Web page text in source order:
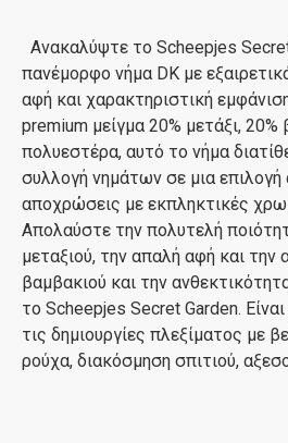
Ανακαλύψτε το Scheepjes
πανέμορφο νήμα DK με
αφή και χαρακτηριστική
premium μείγμα 20% μετάξι, 20%
πολυεστέρα, αυτό το νήμα
συλλογή νημάτων σε μια επιλογή
αποχρώσεις με εκπληκτικές
Απολαύστε την πολυτελή
μεταξιού, την απαλή αφή και την
βαμβακιού και την
το Scheepjes Secret Garden.
τις δημιουργίες πλεξίματος με
ρούχα, διακόσμηση σπιτιού,